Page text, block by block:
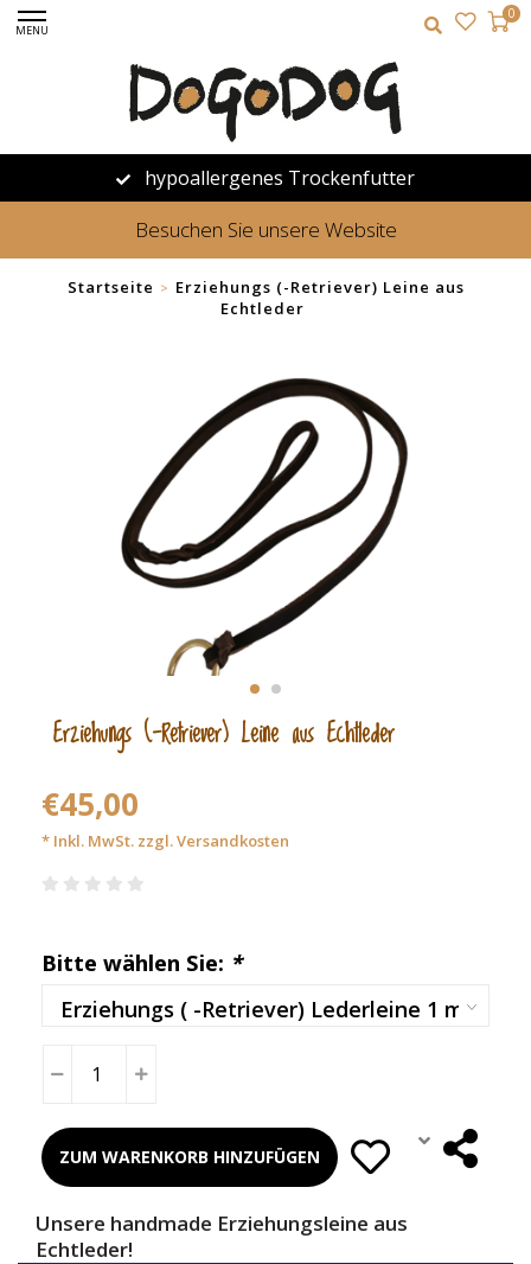
MENU
0
hypoallergenes Trockenfutter
Besuchen Sie unsere Website
Startseite > Erziehungs (-Retriever) Leine aus
Echtleder
Erziehungs (-Retriever) Leine aus Echtleder
€45,00
* Inkl. MwSt. zzgl.Versandkosten
Bitte wählen Sie: *
ZUM WARENKORB HINZUFÜGEN
Unsere handmade Erziehungsleine aus
Echtleder!